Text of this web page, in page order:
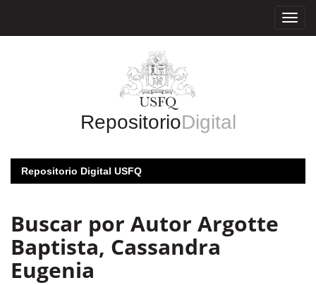
RepositorioDigital
Repositorio Digital USFQ
Buscar por Autor Argotte
Baptista, Cassandra
Eugenia